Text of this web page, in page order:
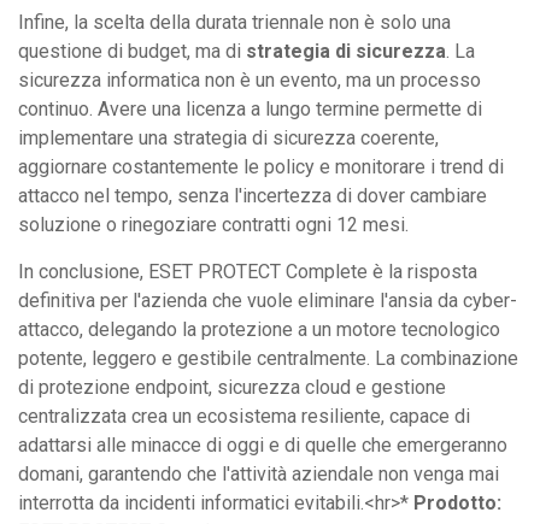
Infine, la scelta della durata triennale non è solo una
questione di budget, ma di strategia di sicurezza. La
sicurezza informatica non è un evento, ma un processo
continuo. Avere una licenza a lungo termine permette di
implementare una strategia di sicurezza coerente,
aggiornare costantemente le policy e monitorare i trend di
attacco nel tempo, senza l'incertezza di dover cambiare
soluzione o rinegoziare contratti ogni 12 mesi.
In conclusione, ESET PROTECT Complete è la risposta
definitiva per l'azienda che vuole eliminare l'ansia da cyber-
attacco, delegando la protezione a un motore tecnologico
potente, leggero e gestibile centralmente. La combinazione
di protezione endpoint, sicurezza cloud e gestione
centralizzata crea un ecosistema resiliente, capace di
adattarsi alle minacce di oggi e di quelle che emergeranno
domani, garantendo che l'attività aziendale non venga mai
interrotta da incidenti informatici evitabili.<hr>* Prodotto: